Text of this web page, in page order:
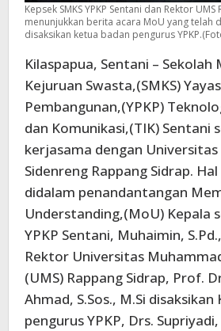
Kepsek SMKS YPKP Sentani dan Rektor
menunjukkan berita acara MoU yang telah
disaksikan ketua badan pengurus
Kilaspapua, Sentani – Sekolah
Kejuruan Swasta,(SMKS)
Pembangunan,(YPKP)
dan Komunikasi,(TIK) Sentani
kerjasama dengan
Sidenreng Rappang Sidrap.
didalam penandantangan
Understanding,(MoU) Kepala
YPKP Sentani, Muhaimin,
Rektor Universitas
(UMS) Rappang Sidrap, Prof.
Ahmad, S.Sos., M.Si
pengurus YPKP, Drs.